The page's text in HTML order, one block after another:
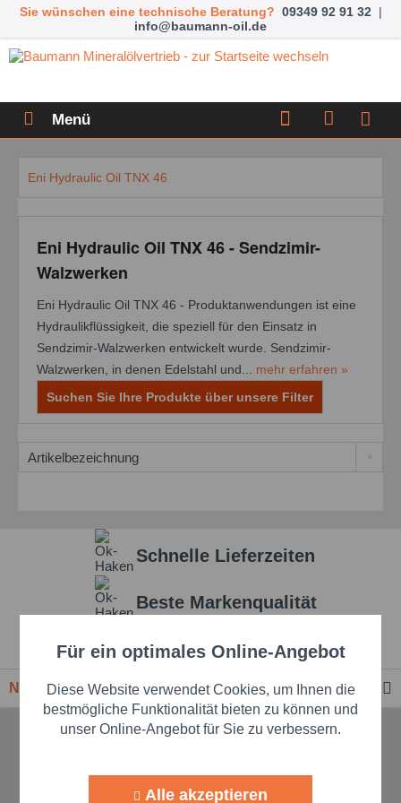
Sie wünschen eine technische Beratung? 09349 92 91 32 |
info@baumann-oil.de
Menü
Eni Hydraulic Oil TNX 46
Eni Hydraulic Oil TNX 46 - Sendzimir-
Walzwerken
Eni Hydraulic Oil TNX 46 - Produktanwendungen ist eine
Hydraulikflüssigkeit, die speziell für den Einsatz in
Sendzimir-Walzwerken entwickelt wurde. Sendzimir-
Walzwerken, in denen Edelstahl und... mehr erfahren »
Suchen Sie Ihre Produkte über unsere Filter
Schnelle Lieferzeiten
Beste Markenqualität
Premium-Händler
Newsletter
UND BERATUNG
Funktionale Aktiv
Marketing Aktiv
Für ein optimales Online-Angebot
Diese Website verwendet Cookies, um Ihnen die
bestmögliche Funktionalität bieten zu können und
unser Online-Angebot für Sie zu verbessern.
Alle akzeptieren